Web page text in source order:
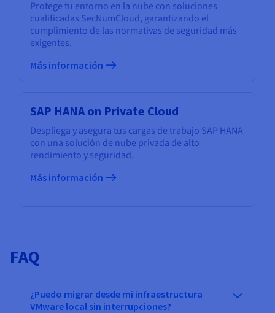
Protege tu entorno en la nube con soluciones
cualificadas SecNumCloud, garantizando el
cumplimiento de las normativas de seguridad más
exigentes.
Más información
SAP HANA on Private Cloud
Despliega y asegura tus cargas de trabajo SAP HANA
con una solución de nube privada de alto
rendimiento y seguridad.
Más información
FAQ
¿Puedo migrar desde mi infraestructura
VMware local sin interrupciones?